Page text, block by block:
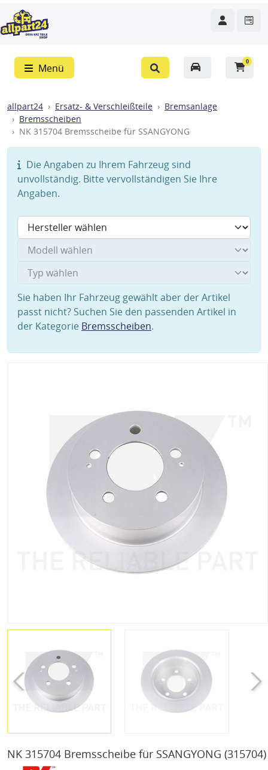
Menü
0
allpart24 Ersatz- & Verschleißteile
Bremsanlage
Bremsscheiben
NK 315704 Bremsscheibe für SSANGYONG
Die Angaben zu Ihrem Fahrzeug sind
unvollständig. Bitte vervollständigen Sie Ihre
Angaben.
Sie haben Ihr Fahrzeug gewählt aber der Artikel
passt nicht? Suchen Sie den passenden Artikel in
der Kategorie Bremsscheiben.
NK 315704 Bremsscheibe für SSANGYONG (315704)